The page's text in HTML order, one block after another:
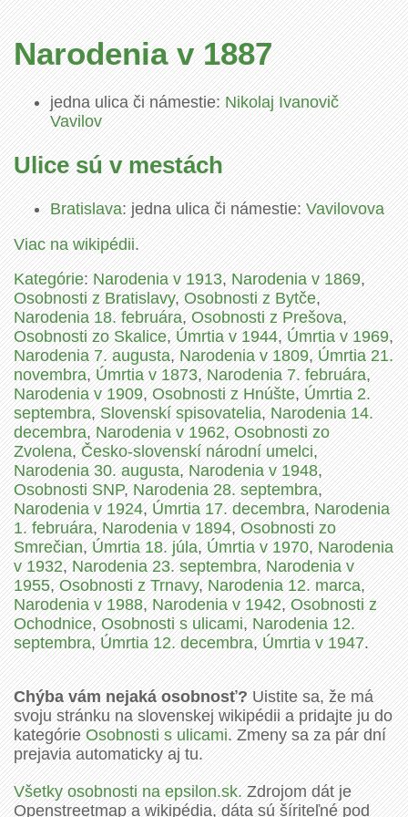
Narodenia v 1887
jedna ulica či námestie:Nikolaj Ivanovič
Vavilov
Ulice sú v mestách
Bratislava: jedna ulica či námestie:Vavilovova
Viac na wikipédii.
Kategórie:Narodenia v 1913,Narodenia v 1869,
Osobnosti z Bratislavy,Osobnosti z Bytče,
Narodenia 18. februára,Osobnosti z Prešova,
Osobnosti zo Skalice,Úmrtia v 1944,Úmrtia v 1969,
Narodenia 7. augusta,Narodenia v 1809,Úmrtia 21.
novembra,Úmrtia v 1873,Narodenia 7. februára,
Narodenia v 1909,Osobnosti z Hnúšte,Úmrtia 2.
septembra,Slovenskí spisovatelia,Narodenia 14.
decembra,Narodenia v 1962,Osobnosti zo
Zvolena,Česko-slovenskí národní umelci,
Narodenia 30. augusta,Narodenia v 1948,
Osobnosti SNP,Narodenia 28. septembra,
Narodenia v 1924,Úmrtia 17. decembra,Narodenia
1. februára,Narodenia v 1894,Osobnosti zo
Smrečian,Úmrtia 18. júla,Úmrtia v 1970,Narodenia
v 1932,Narodenia 23. septembra,Narodenia v
1955,Osobnosti z Trnavy,Narodenia 12. marca,
Narodenia v 1988,Narodenia v 1942,Osobnosti z
Ochodnice,Osobnosti s ulicami,Narodenia 12.
septembra,Úmrtia 12. decembra,Úmrtia v 1947.
Chýba vám nejaká osobnosť?Uistite sa, že má
svoju stránku na slovenskej wikipédii a pridajte ju do
kategórieOsobnosti s ulicami. Zmeny sa za pár dní
prejavia automaticky aj tu.
Všetky osobnosti na epsilon.sk.Zdrojom dát je
Openstreetmap a wikipédia, dáta sú šíriteľné pod